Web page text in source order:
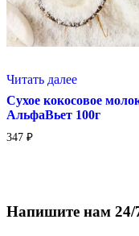
Читать далее
Сухое кокосовое
АльфаВьет 100г
347 ₽
Напишите нам 24/